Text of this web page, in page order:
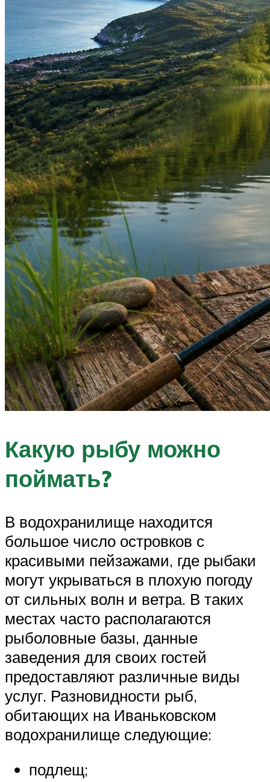
Какую рыбу можно
поймать?
В водохранилище находится
большое число островков с
красивыми пейзажами, где рыбаки
могут укрываться в плохую погоду
от сильных волн и ветра. В таких
местах часто располагаются
рыболовные базы, данные
заведения для своих гостей
предоставляют различные виды
услуг. Разновидности рыб,
обитающих на Иваньковском
водохранилище следующие:
подлещ;